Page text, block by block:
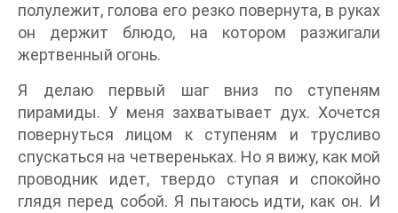
полулежит, голова его резко повернута, в руках
он держит блюдо, на котором разжигали
жертвенный огонь.
Я делаю первый шаг вниз по ступеням
пирамиды. У меня захватывает дух. Хочется
повернуться лицом к ступеням и трусливо
спускаться на четвереньках. Но я вижу, как мой
проводник идет, твердо ступая и спокойно
глядя перед собой. Я пытаюсь идти, как он. И